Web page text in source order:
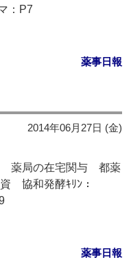
：P7
薬事日報
2014年06月27日 (金)
薬局の在宅関与 都薬
協和発酵ｷﾘﾝ：
薬事日報